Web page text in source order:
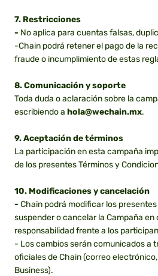
7. Restricciones
- No aplica para cuentas falsas,
-Chain podrá retener el pago de la
fraude o incumplimiento de estas
8. Comunicación y soporte
Toda duda o aclaración sobre la
escribiendo a hola@wechain.mx.
9. Aceptación de términos
La participación en esta campaña
de los presentes Términos y
10. Modificaciones y cancelación
- Chain podrá modificar los
suspender o cancelar la Campaña
responsabilidad frente a los
- Los cambios serán comunicados a
oficiales de Chain (correo
Business).